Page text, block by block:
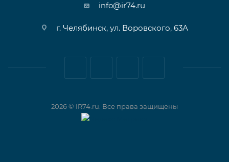
info@ir74.ru
г. Челябинск, ул. Воровского, 63А
2026 © IR74.ru. Все права защищены